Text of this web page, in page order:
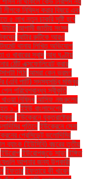
লীগকে নিষিদ্ধ করার বিষয়ে এক
৫ লাখ নতুন চাকরি সৃষ্টি হবে
উচিত আগামী জাতীয় সংসদ
আটার রুটিকে আরও
থানায় লিখিত অভিযোগ
ও খাবারের স্বাদ আধ ঘণ্টায়
ঠোঁট এক্সফোলিয়েট করার
পিঠা আমরা কেন ভ্রমণ
(এবি পার্টি) সদস্যসচিব মজিবুর
পরিবেশবান্ধব স্বীকৃতি
নিষিদ্ধ আসিফ নজরুলের
১". ইইউ বাংলাদেশের
ইউক্রেনে যুক্তরাষ্ট্রের
পুতিনে ইউক্রেনে সেনা
প্রেসিডেন্ট ভলোদিমির
ব্যাংক (ইউসিবি) বছরের তৃতীয়
ইউরোপ ইউরোপজুড়ে সাড়া ইঙ্গিত
যেগুলি আপনার জন্য উপকারী
ইফতার ইফতারে কী খাবেন